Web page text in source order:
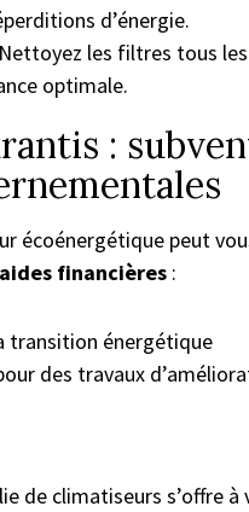
d’énergie.
Nettoyez les filtres tous
optimale.
:
écoénergétique peut
aides financières :
transition énergétique
des travaux
de climatiseurs s’offre à